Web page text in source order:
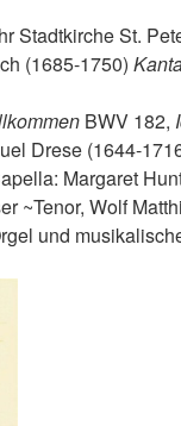
Stadtkirche St.
(1685-1750)
BWV 182,
Drese (1644-
Margaret
~Tenor, Wolf
und